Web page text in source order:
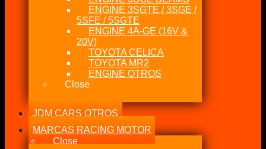
ENGINE 3SGTE / 3SGE /
5SFE / 5SGTE
ENGINE 4A-GE (16V &
20V)
TOYOTA CELICA
TOYOTA MR2
ENGINE OTROS
Close
JDM CARS OTROS
MARCAS RACING MOTOR
Close